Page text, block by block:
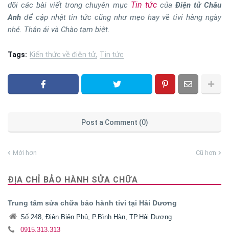
dõi các bài viết trong chuyên mục Tin tứccủa Điện tử Châu
Anh để cập nhật tin tức cũng như mẹo hay về tivi hàng ngày
nhé. Thân ái và Chào tạm biệt.
Tags: Kiến thức về điện tử Tin tức
Post a Comment (0)
Mới hơn Cũ hơn
ĐỊA CHỈ BẢO HÀNH SỬA CHỮA
Trung tâm sửa chữa bảo hành tivi tại Hải Dương
Số 248, Điện Biên Phủ, P.Bình Hàn, TP.Hải Dương
0915.313.313